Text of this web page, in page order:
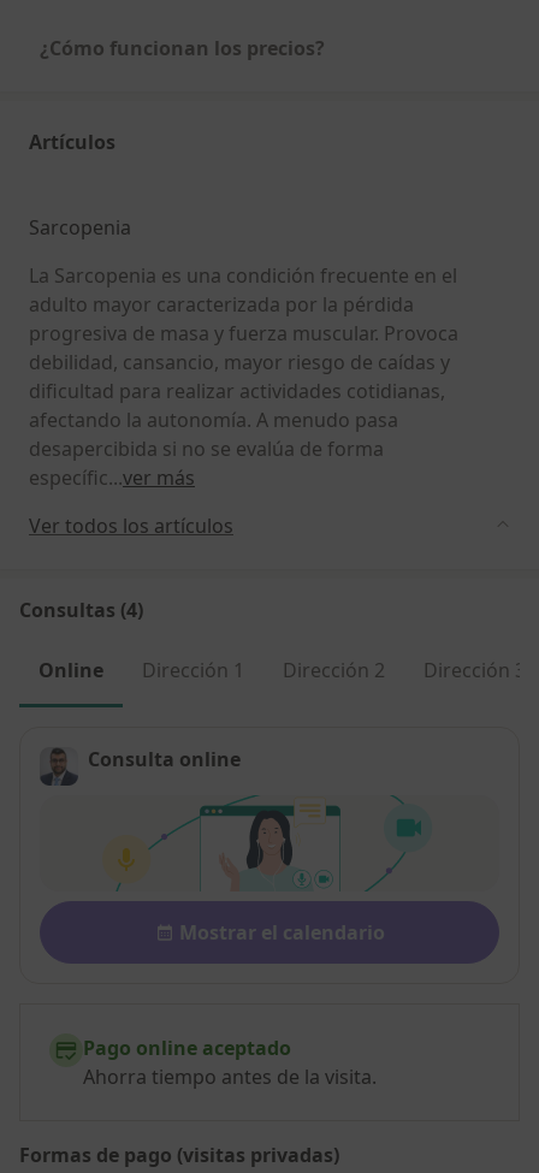
¿Cómo funcionan los precios?
Artículos
Sarcopenia
La Sarcopenia es una condición frecuente en el
adulto mayor caracterizada por la pérdida
progresiva de masa y fuerza muscular. Provoca
debilidad, cansancio, mayor riesgo de caídas y
dificultad para realizar actividades cotidianas,
afectando la autonomía. A menudo pasa
desapercibida si no se evalúa de forma
específic...ver más
Ver todos los artículos
Consultas (4)
Online Dirección 1 Dirección 2 Dirección 3
Consulta online
Disponibilidad
Mostrar el calendario
Pago online aceptado
Ahorra tiempo antes de la visita.
Formas de pago (visitas privadas)